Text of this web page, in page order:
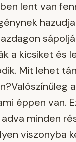
lent van
a kicsiket és
Mit lehet
éppen van.
minden
viszonyba